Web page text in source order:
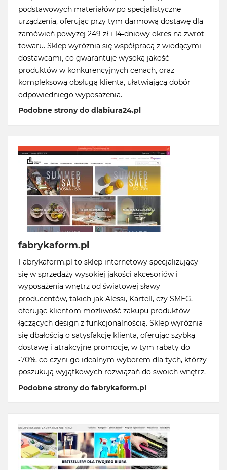
podstawowych materiałów po specjalistyczne
urządzenia, oferując przy tym darmową dostawę dla
zamówień powyżej 249 zł i 14-dniowy okres na zwrot
towaru. Sklep wyróżnia się współpracą z wiodącymi
dostawcami, co gwarantuje wysoką jakość
produktów w konkurencyjnych cenach, oraz
kompleksową obsługą klienta, ułatwiającą dobór
odpowiedniego wyposażenia.
Podobne strony do dlabiura24.pl
fabrykaform.pl
Fabrykaform.pl to sklep internetowy specjalizujący
się w sprzedaży wysokiej jakości akcesoriów i
wyposażenia wnętrz od światowej sławy
producentów, takich jak Alessi, Kartell, czy SMEG,
oferując klientom możliwość zakupu produktów
łączących design z funkcjonalnością. Sklep wyróżnia
się dbałością o satysfakcję klienta, oferując szybką
dostawę i atrakcyjne promocje, w tym rabaty do
-70%, co czyni go idealnym wyborem dla tych, którzy
poszukują wyjątkowych rozwiązań do swoich wnętrz.
Podobne strony do fabrykaform.pl